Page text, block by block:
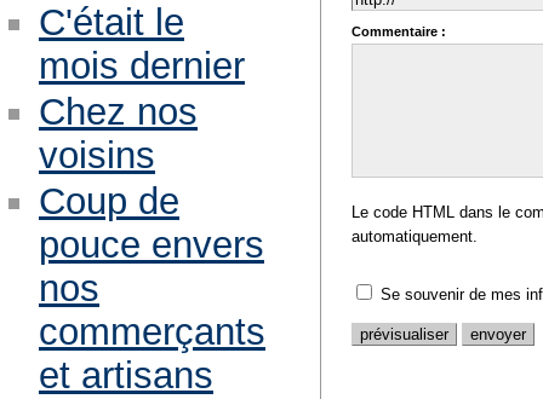
Commentaire :
Le code HTML dans le
automatiquement.
Se souvenir de mes
C'était le
mois dernier
Chez nos
voisins
Coup de
pouce envers
nos
commerçants
et artisans